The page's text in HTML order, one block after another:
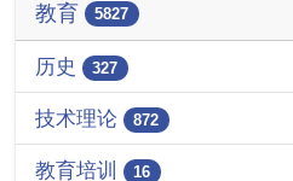
教育 5827
历史 327
技术理论 872
教育培训 16